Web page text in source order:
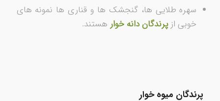
سهره طلایی­ ها، گنجشک­ ها و قناری ­ها نمونه­ های
خوبی ازپرندگان دانه­ خوار هستند.
پرندگان میوه­ خوار